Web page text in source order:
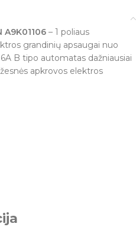
– 1 poliaus
grandinių apsaugai nuo
B tipo automatas dažniausiai
apkrovos elektros